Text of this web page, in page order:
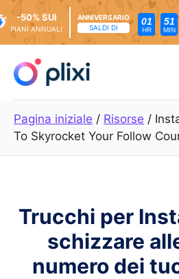
contenuto
-50% SUI
PIANI ANNUALI
ANNIVERSARIO
SALDI DI
01
HR
51
MIN
Pagina iniziale / Risorse /
To Skyrocket Your Follow
Trucchi per
schizzare
numero dei